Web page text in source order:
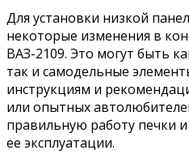
Для установки низкой
некоторые изменения в
ВАЗ-2109. Это могут быть
так и самодельные
инструкциям и
или опытных
правильную работу печки
ее эксплуатации.